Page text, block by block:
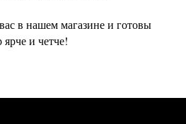
в нашем магазине и готовы
и четче!